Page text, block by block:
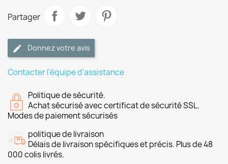
Partager
Donnez votre avis
Contacter l'équipe d'assistance
Politique de sécurité.
Achat sécurisé avec certificat de sécurité SSL.
Modes de paiement sécurisés
politique de livraison
Délais de livraison spécifiques et précis. Plus de 48
000 colis livrés.